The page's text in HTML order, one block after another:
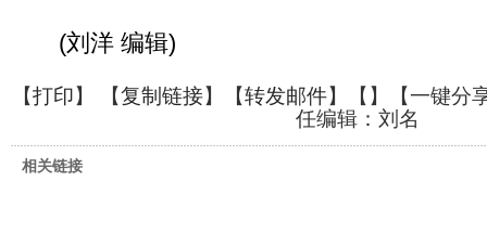
(刘洋 编辑)
【打印】 【复制链接】【转发邮件】【 】
【一键分
任编辑：刘名
相关链接